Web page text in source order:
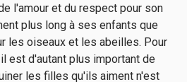
l'amour et du respect pour son
plus long à ses enfants que
les oiseaux et les abeilles. Pour
est d'autant plus important de
les filles qu'ils aiment n'est